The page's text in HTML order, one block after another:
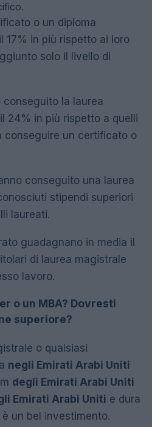
o un diploma
17% in più rispetto ai loro
solo il livello di
conseguito la laurea
24% in più rispetto a quelli
conseguire un certificato o
conseguito una laurea
stipendi superiori
laureati.
guadagnano in media il
di laurea magistrale
lavoro.
o un MBA? Dovresti
superiore?
o qualsiasi
negli Emirati Arabi Uniti
degli Emirati Arabi Uniti
Emirati Arabi Uniti e dura
un bel investimento.